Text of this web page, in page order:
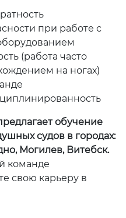
при работе с
(работа часто
на ногах)
обучение
судов в городах:
Могилев, Витебск.
команде
свою карьеру в